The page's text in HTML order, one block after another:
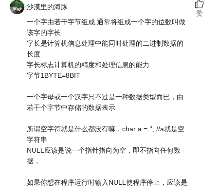
沙漠里的海豚
一个字由若干字节组成,通常将组成一个字的位数叫做
该字的字长
字长是计算机信息处理中能同时处理的二进制数据的
长度
字长标志计算机的精度和处理信息的能力
字节1BYTE=8BIT
一个字母或一个汉字只不过是一种数据类型而已，由
若干个字节中存储的数据表示
所谓空字符就是什么都没有嘛，char a = ‘’; //a就是空
字符串
NULL应该是说一个指针指向为空，即不指向任何数
据，
如果你想在程序运行时输入NULL使程序停止，应该是
赞